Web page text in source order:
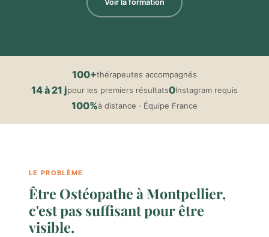
Voir la formation
100+thérapeutes accompagnés
14 à 21 jpour les premiers résultats0Instagram requis
100%à distance · Équipe France
LE PROBLÈME
Être Ostéopathe à Montpellier,
c'est pas suffisant pour être
visible.